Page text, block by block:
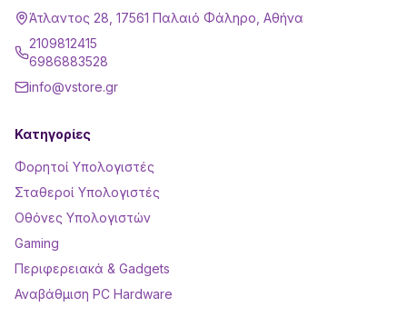
Άτλαντος 28, 17561 Παλαιό Φάληρο, Αθήνα
2109812415
6986883528
info@vstore.gr
Κατηγορίες
Φορητοί Υπολογιστές
Σταθεροί Υπολογιστές
Οθόνες Υπολογιστών
Gaming
Περιφερειακά & Gadgets
Αναβάθμιση PC Hardware